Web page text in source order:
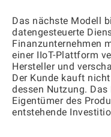
Das nächste Modell
datengesteuerte
Finanzunternehmen
einer IIoT-Plattform
Hersteller und
Der Kunde kauft
dessen Nutzung.
Eigentümer des
entstehende